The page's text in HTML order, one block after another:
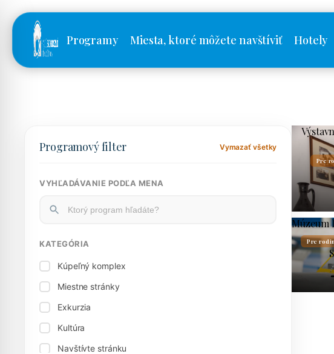
Programy Miesta, ktoré môžete navštíviť Hotely
Programový filter Vymazať všetky
VYHĽADÁVANIE PODĽA MENA
KATEGÓRIA
Kúpeľný komplex
Miestne stránky
Exkurzia
Kultúra
Navštívte stránku
Pre
Múzeum
Pre